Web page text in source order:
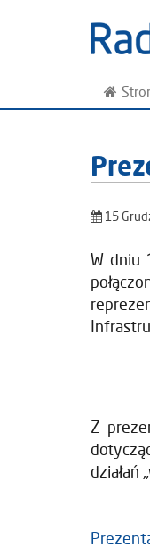
15
W dniu
Z
działań